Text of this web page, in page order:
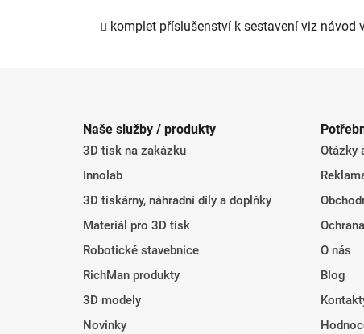
komplet příslušenství k sestavení viz návod
Naše služby / produkty
3D tisk na zakázku
Innolab
3D tiskárny, náhradní díly a doplňky
Materiál pro 3D tisk
Robotické stavebnice
RichMan produkty
3D modely
Novinky
Otázky
O nás
Blog